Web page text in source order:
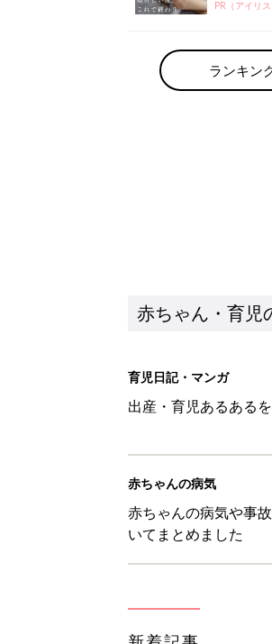
赤ちゃん・育児
育児日記・マンガ
ユニク
5選赤ちゃん
8月3日生
赤ちゃん
しまむら